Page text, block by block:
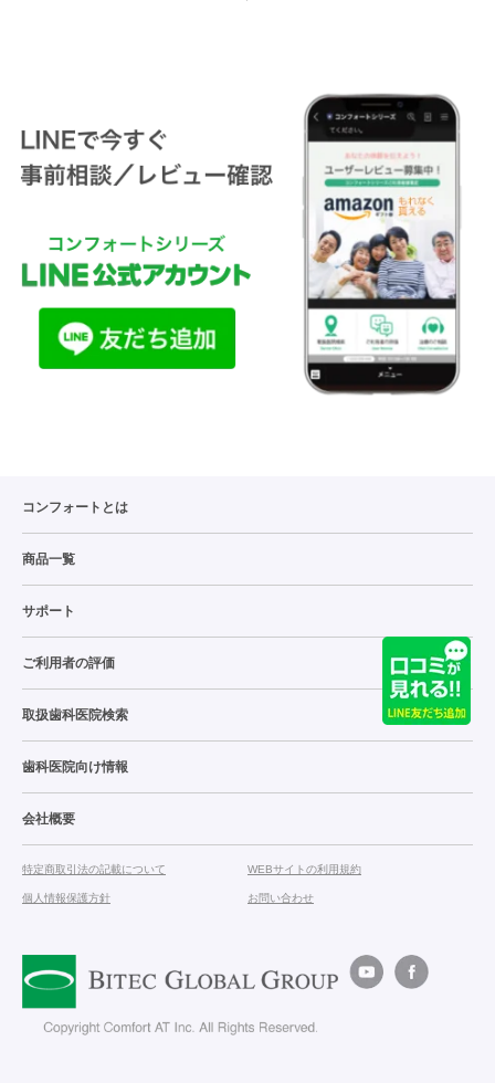
コンフォートとは
商品一覧
サポート
ご利用者の評価
取扱歯科医院検索
歯科医院向け情報
会社概要
特定商取引法の記載について WEBサイトの利用規約
個人情報保護方針 お問い合わせ